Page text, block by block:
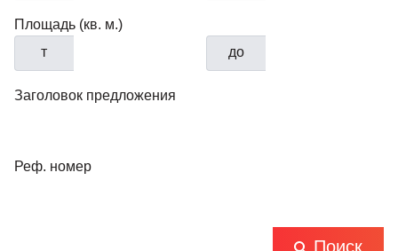
Площадь (кв. м.)
т
до
Заголовок предложения
Реф. номер
Поиск